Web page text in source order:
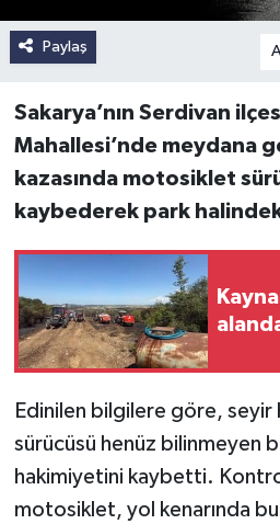
Paylaş
Sakarya’nın Serdivan
Mahallesi’nde meydana
kazasında motosiklet
kaybederek park
Edinilen bilgilere göre,
sürücüsü henüz bilinmeyen
hakimiyetini kaybetti.
motosiklet, yol kenarında